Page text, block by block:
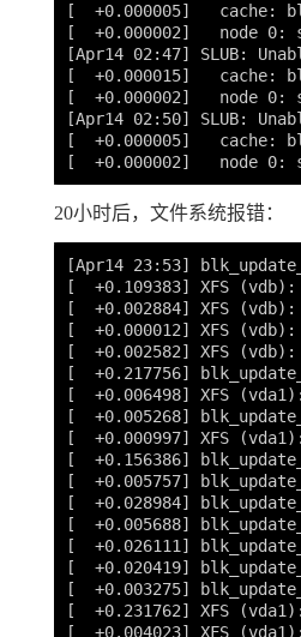
[
+0.000005]   cache:
[
[Apr14 02:47] SLUB:
[
+0.000015]   cache:
[
[Apr14 02:50] SLUB:
[
+0.000005]   cache:
[
20小时后，文件系统报错：
[
[
  +0.109383] XFS
(vdb) :
[
  +0.002884] XFS
(vdb) :
[
  +0.000012] XFS
(vdb)
[
  +0.002582] XFS
(vdb) :
[
[
  +0.006498] XFS
(vda1 )
[
[
  +0.000997] XFS
(vda1 )
[
[
[
[
[
[
[
[
  +0.231762] XFS
(vda1 )
[
  +0.004023] XFS
(vda1 )